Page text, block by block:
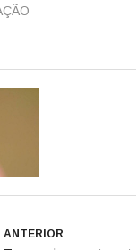
municípios do Oeste